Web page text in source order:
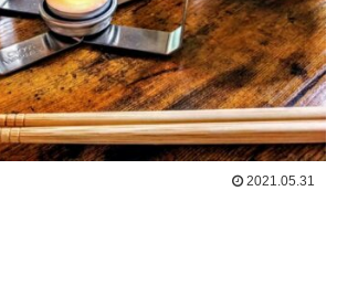
2021.05.31